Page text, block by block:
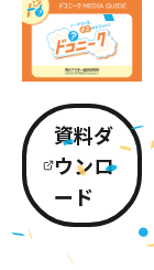
資料ダ
ウンロ
ード